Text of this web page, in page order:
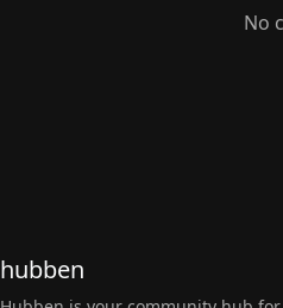
No
hubben